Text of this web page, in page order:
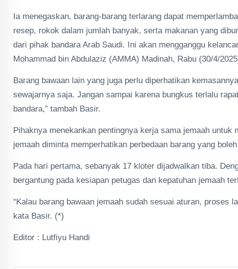
Ia menegaskan, barang-barang terlarang dapat
resep, rokok dalam jumlah banyak, serta makanan yang
dari pihak bandara Arab Saudi. Ini akan mengganggu
Mohammad bin Abdulaziz (AMMA) Madinah, Rabu (30/4/
Barang bawaan lain yang juga perlu diperhatikan
sewajarnya saja. Jangan sampai karena bungkus terlalu
bandara,” tambah Basir.
Pihaknya menekankan pentingnya kerja sama jemaah
jemaah diminta memperhatikan perbedaan barang yang
Pada hari pertama, sebanyak 17 kloter dijadwalkan tiba.
bergantung pada kesiapan petugas dan kepatuhan jemaah
“Kalau barang bawaan jemaah sudah sesuai aturan, proses
kata Basir. (*)
Editor : Lutfiyu Handi